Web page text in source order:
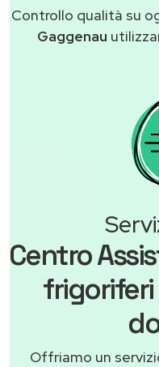
Controllo qualità su
Gaggenau
Centro
frigoriferi
Offriamo un